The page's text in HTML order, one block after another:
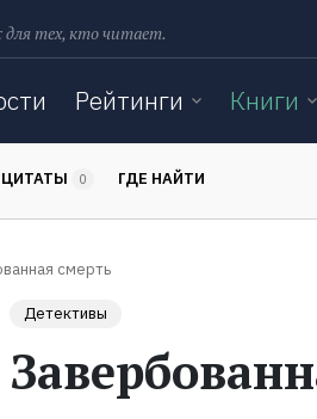
для тех, кто читает.
Рейтинги Книги
ЦИТАТЫ 0 ГДЕ НАЙТИ
смерть
Детективы